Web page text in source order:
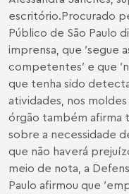
escritório.Procurado
Público de São Paulo
imprensa, que ′segue
competentes′ e que
que tenha sido
atividades, nos
órgão também afirma
sobre a necessidade
que não haverá
meio de nota, a
Paulo afirmou que